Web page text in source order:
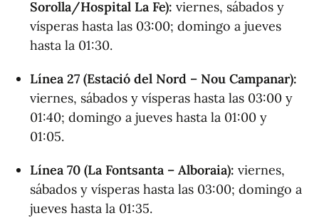
Sorolla/Hospital La Fe): viernes, sábados y
vísperas hasta las 03:00; domingo a jueves
hasta la 01:30.
Línea 27 (Estació del Nord – Nou Campanar):
viernes, sábados y vísperas hasta las 03:00 y
01:40; domingo a jueves hasta la 01:00 y
01:05.
Línea 70 (La Fontsanta – Alboraia): viernes,
sábados y vísperas hasta las 03:00; domingo a
jueves hasta la 01:35.